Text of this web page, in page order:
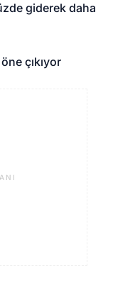
giderek daha
çıkıyor